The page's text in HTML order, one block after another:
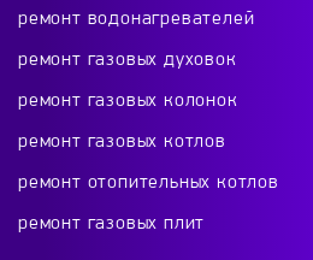
Красного Маяка 16
Ремонт холодильников
ремонт водонагревателей
ремонт газовых духовок
ремонт газовых колонок
ремонт газовых котлов
ремонт отопительных котлов
ремонт газовых плит